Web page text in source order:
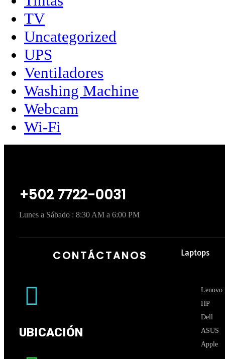
TV
Uncategorized
UPS
Ventiladores
Washing Machine
Webcam
Wi-Fi
+502 7722-0031
Lunes a Sábado : 8:30 AM a 6:00 PM
CONTÁCTANOS
UBICACIÓN
Laptops
Lenovo
HP
Dell
ASUS
Apple